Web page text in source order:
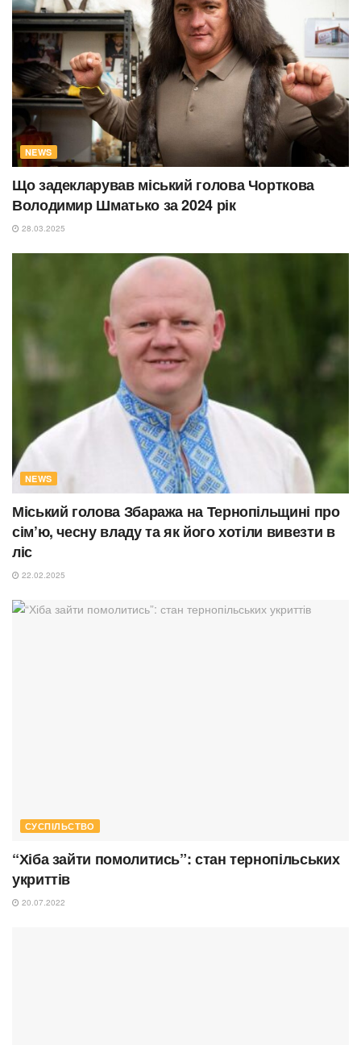
NEWS
Що задекларував міський голова Чорткова
Володимир Шматько за 2024 рік
28.03.2025
NEWS
Міський голова Збаража на Тернопільщині про
сім’ю, чесну владу та як його хотіли вивезти в
ліс
22.02.2025
СУСПІЛЬСТВО
“Хіба зайти помолитись”: стан тернопільських
укриттів
20.07.2022